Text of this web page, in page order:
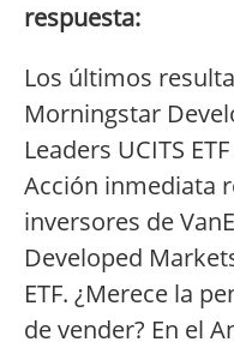
respuesta:
Los últimos
Morningstar
Leaders UCITS
Acción inmediata
inversores de
Developed
ETF. ¿Merece la
de vender? En el